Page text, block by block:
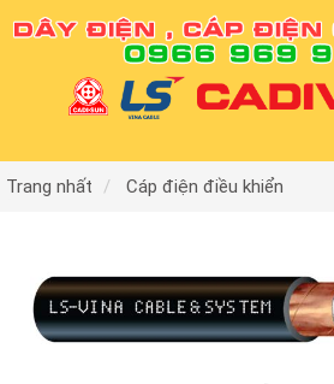
Trang nhất Cáp điện điều khiển